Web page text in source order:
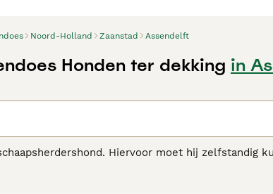
Noord-Holland Zaanstad Assendelft
Honden ter dekking in
Hiervoor moet hij zelfstandig
en trouw. Hij is vrolijk, ondeugend,